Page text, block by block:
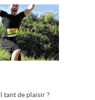
tant de plaisir ?